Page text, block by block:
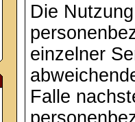
Die
einzelner
Falle